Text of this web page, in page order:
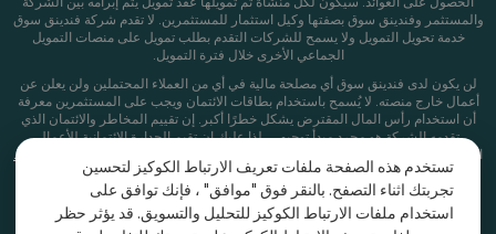
الحصول على العوائد. سيكون لكل منشأة تم تمويلها عقد تمويل يتم إبرامه بين الشركة
والمستثمر وفندينق سوق بصفتها وكيل استثمار للمستثمرين. لا تقدم شركة فندينق سوق
خدمة تحويل التمويل ولا يسمح للشركات التقدم بطلب تمويل على منصات التمويل
الجماعي الأخرى خلال فترة التمويل.
لن يكون لدى فندينق سوق أي مصلحة مالية في أي من العملاء المحتملين ولن يعلن عن
أعمال خارج منصته. لا يُسمح باستخدام بطاقات الائتمان ويجب على المستثمرين معرفة
أن استخدام رأس المال المقترض يشكل خطرًا أكبر. إن تقييم المخاطر والائتمان الذي
تقدمه الشركة هو مجرد مبدأ توجيهي, لذا عليك ان تقيم الجدارة الائتمانية للأعمال
الأساسية. للحصول على معلومات إضافية حول المخاطر وتقييم الائتمان, فضلا اضغط
هنا.
*يُحتسب معدل العائد الداخلي (IRR) بناءً على التدفقات النقدية المتوقعة، مع مراعاة
توقيت ومبالغ السداد الشهرية. وقد يكون هذا المعدل مساوياً أو أعلى من العائد الصافي،
بحسب وتيرة السداد. تستند التقديرات إلى الأداء السابق ونسبة الأرباح المحددة في
تستخدم هذه الصفحة ملفات تعريف الارتباط الكوكيز لتحسين
تجربتك اثناء التصفح. بالنقر فوق "موافق" ، فإنك توافق على
استخدام ملفات الارتباط الكوكيز للتحليل والتسويق. قد يؤثر حظر